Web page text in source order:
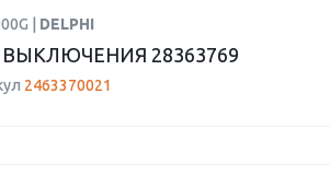
| DELPHI
28363769
2463370021